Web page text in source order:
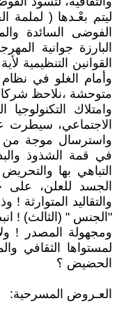
ليتم بعْـدها (
البارزة جوانية
القوانين التنظيمية
وأمام الغلو في نظام
متوحشة ،نلاحظ
وامتلاك
الاجتماعي، سيطرت
واسترسال موجة من
في قمة الشذوذ
التباهي بها
الجسد للعلن، على
والتقاليد
"الجنس " (الثالث) !
ومجهولة المصدر !
لمستواها الثقافي
الحضيض ؟
العـروض المسرحية: